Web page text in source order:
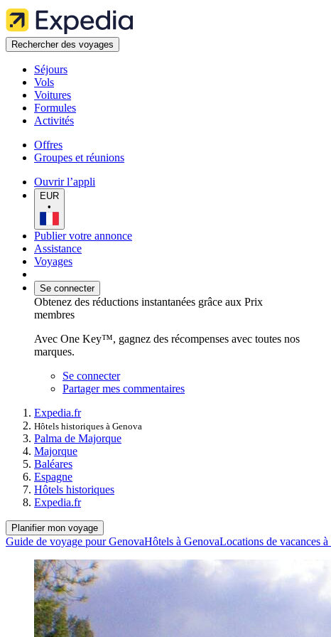
Rechercher des voyages
Séjours
Vols
Voitures
Formules
Activités
Offres
Groupes et réunions
Ouvrir l’appli
EUR
•
Publier votre annonce
Assistance
Voyages
Se connecter
Obtenez des réductions instantanées grâce aux Prix
membres
Avec One Key™, gagnez des récompenses avec toutes nos
marques.
Se connecter
Partager mes commentaires
Expedia.fr
Hôtels historiques à Genova
Palma de Majorque
Majorque
Baléares
Espagne
Hôtels historiques
Expedia.fr
Planifier mon voyage
Guide de voyage pour GenovaHôtels à GenovaLocations de vacances